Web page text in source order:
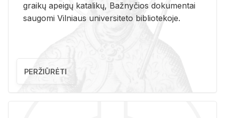
graikų apeigų katalikų, Bažnyčios dokumentai
saugomi Vilniaus universiteto bibliotekoje.
PERŽIŪRĖTI